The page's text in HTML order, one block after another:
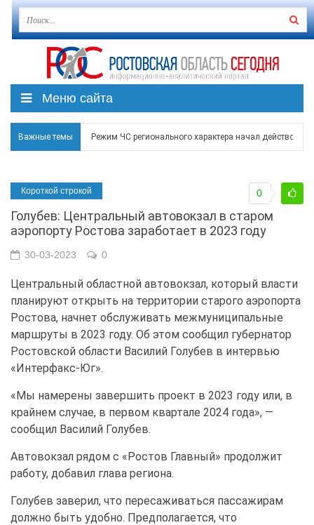
Меню сайта
Важные темы Режим ЧС регионального характера начал
В Ростове задержан подозреваемый в ночном
Среди детей, ставших жертвами вражеской атаки в
Около 150 беспилотников прошедшей ночью
Короткой строкой
Голубев: Центральный автовокзал в старом
аэропорту Ростова заработает в 2023 году
0
30-03-2023 0
Центральный областной автовокзал, который власти
планируют открыть на территории старого аэропорта
Ростова, начнет обслуживать межмуниципальные
маршруты в 2023 году. Об этом сообщил губернатор
Ростовской области Василий Голубев в интервью
«Интерфакс-Юг».
«Мы намерены завершить проект в 2023 году или, в
крайнем случае, в первом квартале 2024 года», —
сообщил Василий Голубев.
Автовокзал рядом с «Ростов Главный» продолжит
работу, добавил глава региона.
Голубев заверил, что пересаживаться пассажирам
должно быть удобно. Предполагается, что